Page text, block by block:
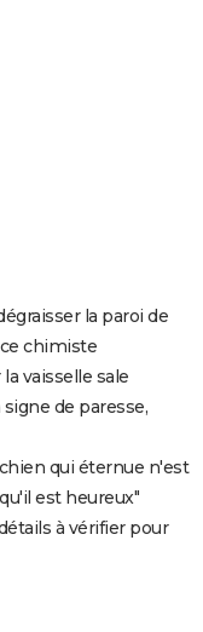
la paroi de
chimiste
vaisselle sale
de paresse,
qui éternue n'est
est heureux"
à vérifier pour